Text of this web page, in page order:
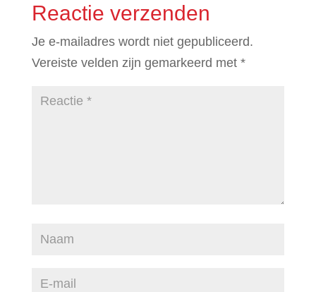
Reactie verzenden
Je e-mailadres wordt niet gepubliceerd.
Vereiste velden zijn gemarkeerd met *